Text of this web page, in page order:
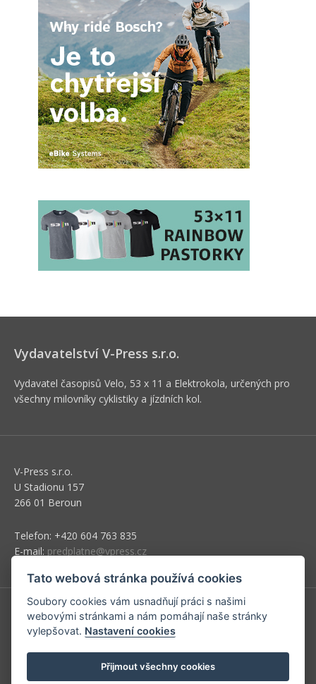
Vydavatelství V-Press s.r.o.
Vydavatel časopisů Velo, 53 x 11 a Elektrokola, určených pro
všechny milovníky cyklistiky a jízdních kol.
V-Press s.r.o.
U Stadionu 157
266 01 Beroun
Telefon: +420 604 763 835
E-mail: predplatne@vpress.cz
Redakce
Inzerce v časopise
Tato webová stránka používá cookies
Soubory cookies vám usnadňují práci s našimi
webovými stránkami a nám pomáhají naše stránky
vylepšovat. Nastavení cookies
Přijmout všechny cookies